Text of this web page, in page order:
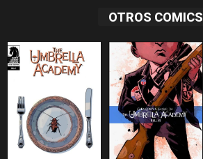
OTROS COMICS